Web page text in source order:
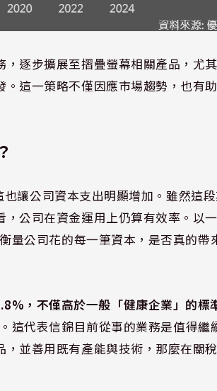
逐步擴展至摺疊螢幕相關產品，尤
這一策略不僅因應市場趨勢，也有
讓公司資本支出明顯增加。雖然這
公司在資金運用上仍算有效率。以
公司花的每一筆資本，是否真的帶
，不僅高於一般「健康企業」的標
。這代表信錦目前從事的業務是值得繼
並善用既有產能與技術，那麼在關